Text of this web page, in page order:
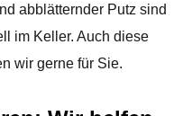
abblätternder Putz sind
im Keller. Auch diese
wir gerne für Sie.